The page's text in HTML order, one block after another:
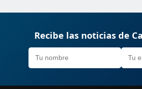
Recibe las noticias de